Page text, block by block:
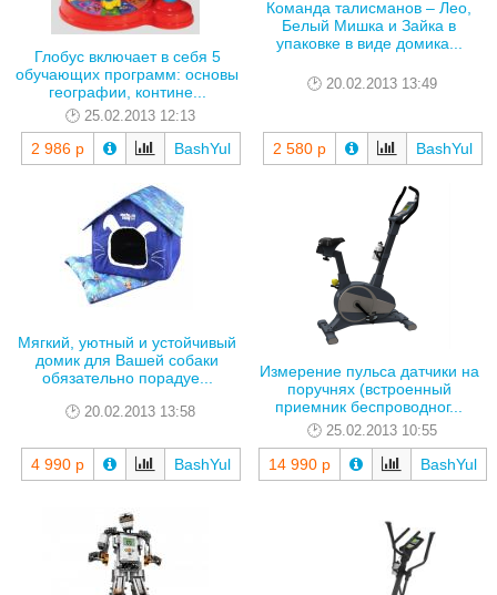
Глобус включает в себя 5
обучающих программ: основы
географии, контине...
25.02.2013 12:13
2 986 р BashYul
Команда талисманов – Лео,
Белый Мишка и Зайка в
упаковке в виде домика...
20.02.2013 13:49
2 580 р BashYul
Мягкий, уютный и устойчивый
домик для Вашей собаки
обязательно порадуе...
20.02.2013 13:58
4 990 р BashYul
Измерение пульса датчики на
поручнях (встроенный
приемник беспроводног...
25.02.2013 10:55
14 990 р BashYul